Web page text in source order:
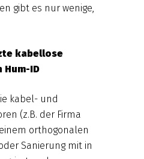
gibt es nur wenige,
kabellose
Hum-ID
kabel- und
(z.B. der Firma
orthogonalen
Sanierung mit in